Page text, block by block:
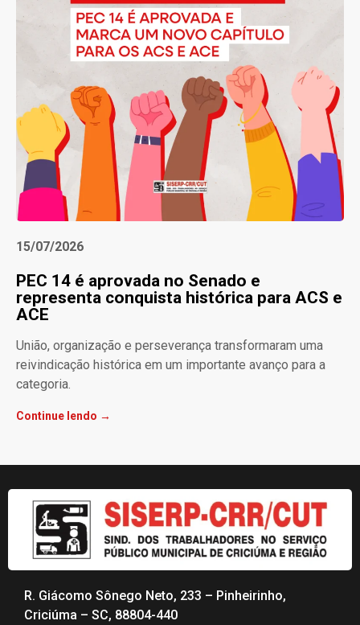
15/07/2026
PEC 14 é aprovada no Senado e
representa conquista histórica para ACS e
ACE
União, organização e perseverança transformaram uma
reivindicação histórica em um importante avanço para a
categoria.
Continue lendo →
R. Giácomo Sônego Neto, 233 – Pinheirinho,
Criciúma – SC, 88804-440